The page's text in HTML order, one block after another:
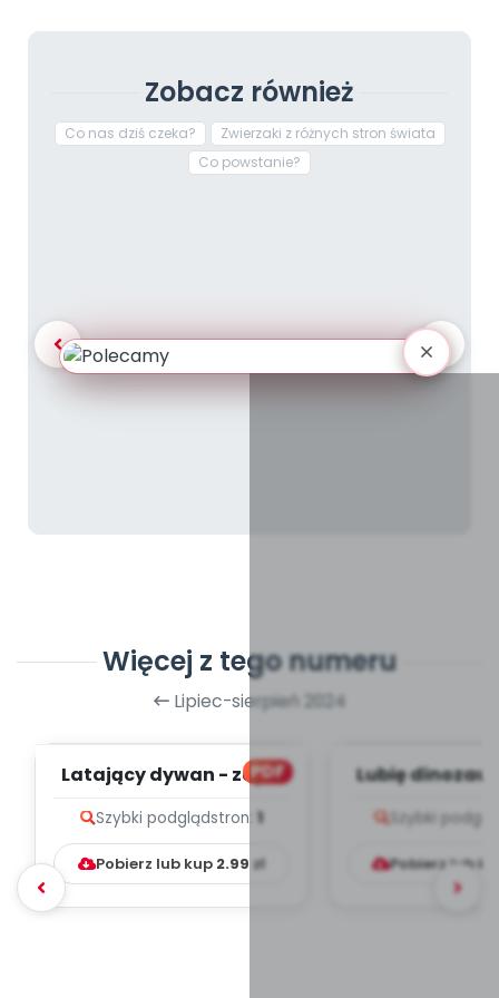
Zobacz również
Co nas dziś czeka?
Zwierzaki z różnych stron świata
Co powstanie?
Więcej z tego numeru
Lipiec-sierpień 2024
PDF
Latający dywan - zapis
Szybki podglądstron: 1
Pobierz lub kup 2.99 zł
Lubię
Szybki
Pobierz lub